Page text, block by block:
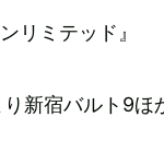
リミテッド』
新宿バルト9ほ